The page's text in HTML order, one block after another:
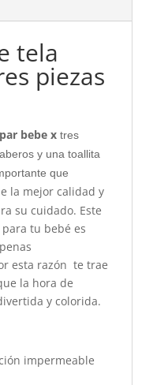
tela
piezas
bebe x tres
y una toallita
que
la mejor calidad y
su cuidado. Este
tu bebé es
esta razón te trae
la hora de
y colorida.
impermeable